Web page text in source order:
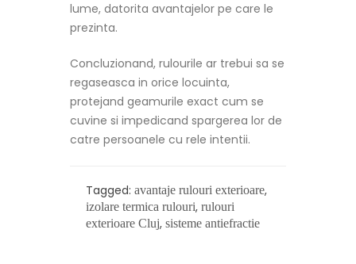
lume, datorita avantajelor pe care le
prezinta.
Concluzionand, rulourile ar trebui sa se
regaseasca in orice locuinta,
protejand geamurile exact cum se
cuvine si impedicand spargerea lor de
catre persoanele cu rele intentii.
Tagged: avantaje rulouri exterioare,
izolare termica rulouri, rulouri
exterioare Cluj, sisteme antiefractie